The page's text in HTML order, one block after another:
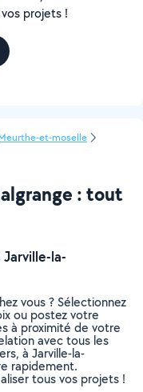
projets !
et-moselle
: tout
la-
vous ? Sélectionnez
ou postez votre
à proximité de votre
avec tous les
à Jarville-la-
rapidement.
tous vos projets !